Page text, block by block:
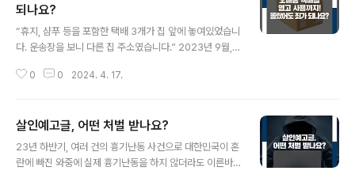
되나요?
“휴지, 샴푸 등을 포함한 택배 3개가 집 앞에 놓여있었습니
다. 운송장을 보니 다른 집 주소였습니다.” 2023년 9월,
고, 택배를 문밖에 그대로 두었습니다. 며칠 뒤 택배기사님
문제가 생길까요? 제가 잘못 배송된 물건인지 몰랐다며 무
죄를 주장하더라도 ‘고의성 없음’이 증명되지 않는다면 형
사처벌의 대상이 될 수 있습니다. 송장이 훼손되었거나 자
0 0 2024. 4. 17.
살인예고글, 어떤 처벌 받나요?
23년 하반기, 여러 건의 흉기난동 사건으로 대한민국이 혼
란에 빠진 와중에 실제 흉기난동을 하지 않더라도 이른바